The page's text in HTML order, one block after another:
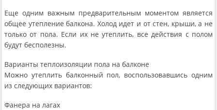
Еще одним важным предварительным моментом является
общее утепление балкона. Холод идет и от стен, крыши, а не
только от пола. Если их не утеплить, все действия с полом
будут бесполезны.
Варианты теплоизоляции пола на балконе
Можно утеплить балконный пол, воспользовавшись одним
из следующих вариантов:
Фанера на лагах